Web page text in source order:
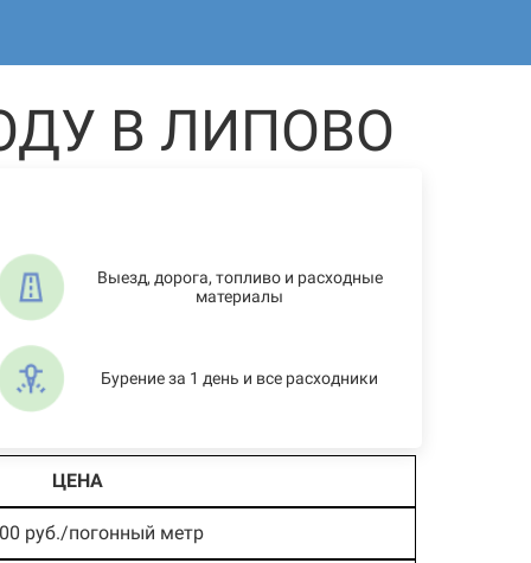
В ЛИПОВО
Выезд, дорога, топливо и расходные
материалы
Бурение за 1 день и все расходники
ЦЕНА
руб./погонный метр